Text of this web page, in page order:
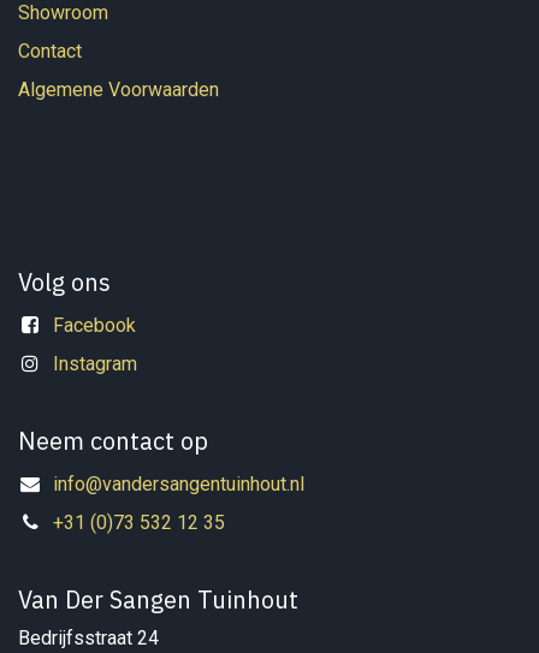
Showroom
Contact
Algemene Voorwaarden
Volg ons
Facebook
Instagram
Neem contact op
info@vandersangentuinhout.nl
+31 (0)73 532 12 35
Van Der Sangen Tuinhout
Bedrijfsstraat 24